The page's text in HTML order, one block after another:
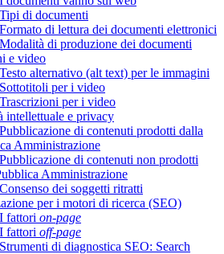
di documenti
di lettura dei documenti elettronici
di produzione dei documenti
e video
alternativo (alt text) per le immagini
per i video
per i video
intellettuale e privacy
di contenuti prodotti dalla
Amministrazione
di contenuti non prodotti
Amministrazione
dei soggetti ritratti
per i motori di ricerca (SEO)
fattori on-page
fattori off-page
di diagnostica SEO: Search